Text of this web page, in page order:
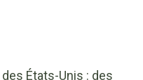
États-Unis : des